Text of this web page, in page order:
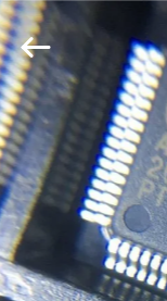
ДОМОЙ
Co.,
Ltd.
All
Rights
Reserved.
Developed
by
ECER